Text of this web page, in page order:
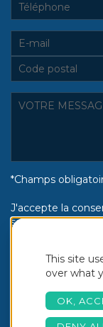
*Champs
J'accepte la
selon la politique
This site
over what
OK,